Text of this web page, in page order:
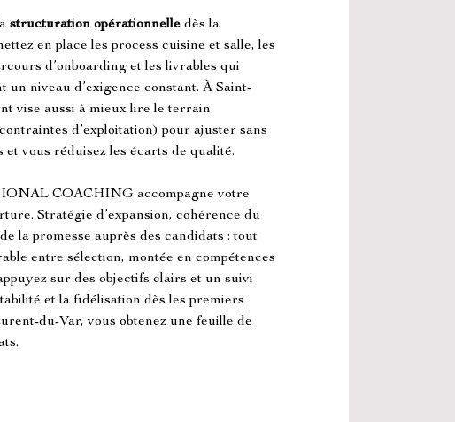
structuration opérationnelle dès la
en place les process cuisine et salle, les
d’onboarding et les livrables qui
un niveau d’exigence constant. À Saint-
vise aussi à mieux lire le terrain
d’exploitation) pour ajuster sans
et vous réduisez les écarts de qualité.
COACHING accompagne votre
Stratégie d’expansion, cohérence du
la promesse auprès des candidats : tout
entre sélection, montée en compétences
sur des objectifs clairs et un suivi
et la fidélisation dès les premiers
du-Var, vous obtenez une feuille de